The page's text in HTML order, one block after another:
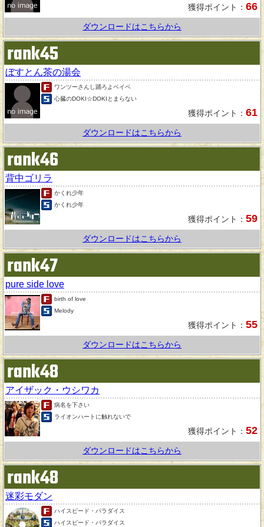
獲得ポイント： 66
ダウンロードはこちらから
rank45
ぼすとん茶の湯会
ワンツーさんし踊ろよベイベ
心臓のDOKI☆DOKIとまらない
獲得ポイント： 61
ダウンロードはこちらから
rank46
背中ゴリラ
かくれ少年
かくれ少年
獲得ポイント： 59
ダウンロードはこちらから
rank47
pure side love
birth of love
Melody
獲得ポイント： 55
ダウンロードはこちらから
rank48
アイザック・ウシワカ
病名を下さい
ライオンハートに触れないで
獲得ポイント： 52
ダウンロードはこちらから
rank48
迷彩モダン
ハイスピード・パラダイス
ハイスピード・パラダイス